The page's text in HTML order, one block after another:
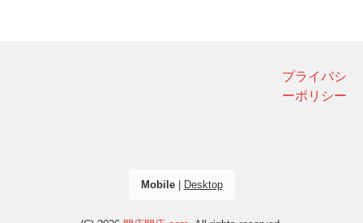
プライバシ
ーポリシー
Mobile| Desktop